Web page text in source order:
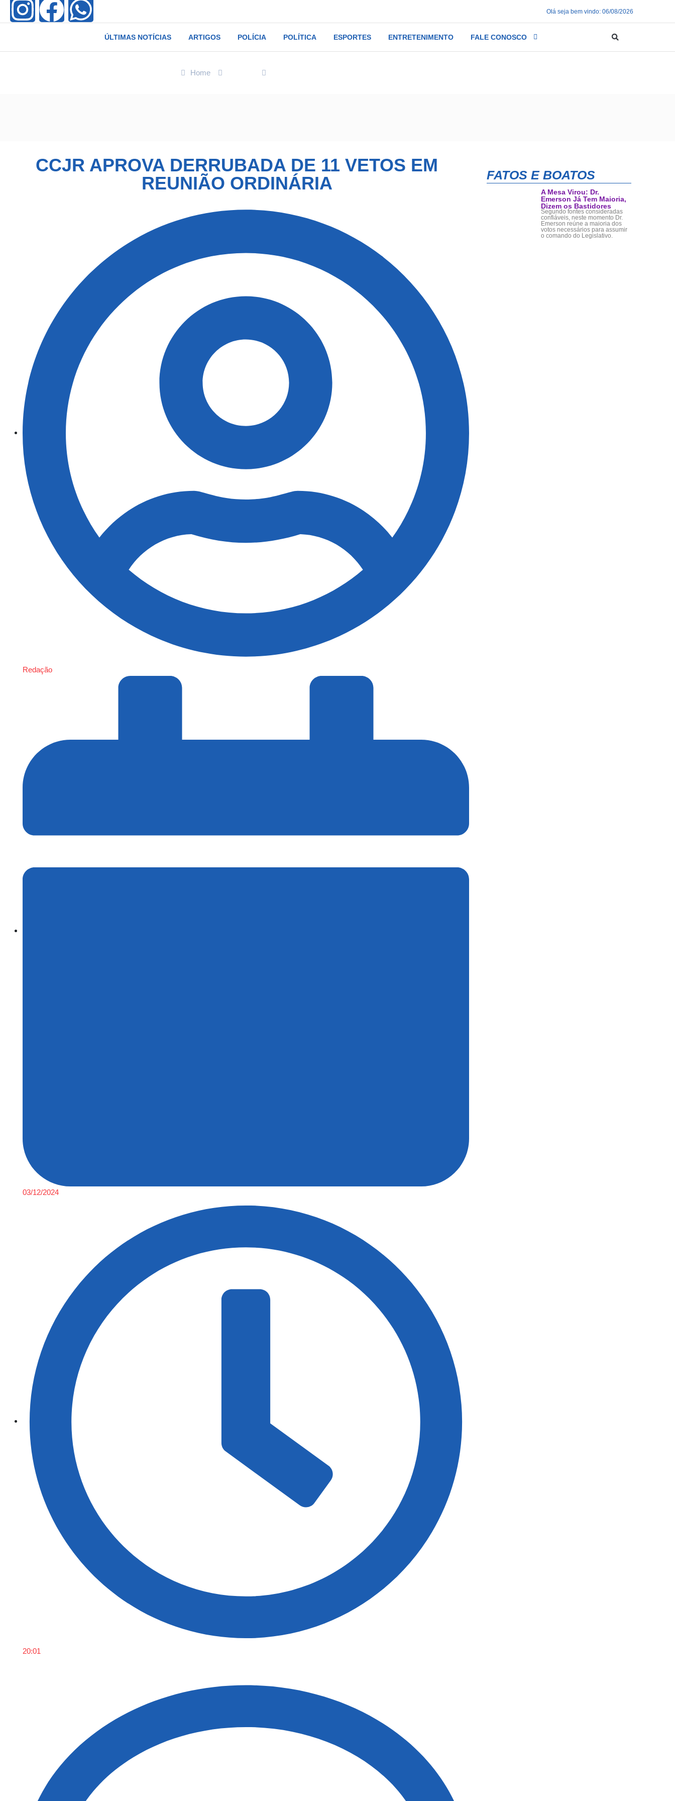
Olá seja bem vindo: 06/08/2026
ÚLTIMAS NOTÍCIAS ARTIGOS POLÍCIA POLÍTICA ESPORTES ENTRETENIMENTO FALE CONOSCO
Home
CCJR APROVA DERRUBADA DE 11 VETOS EM
REUNIÃO ORDINÁRIA
Redação
03/12/2024
20:01
FATOS E BOATOS
A Mesa Virou: Dr.
Emerson Já Tem Maioria,
Dizem os Bastidores
Segundo fontes consideradas
confiáveis, neste momento Dr.
Emerson reúne a maioria dos
votos necessários para assumir
o comando do Legislativo.